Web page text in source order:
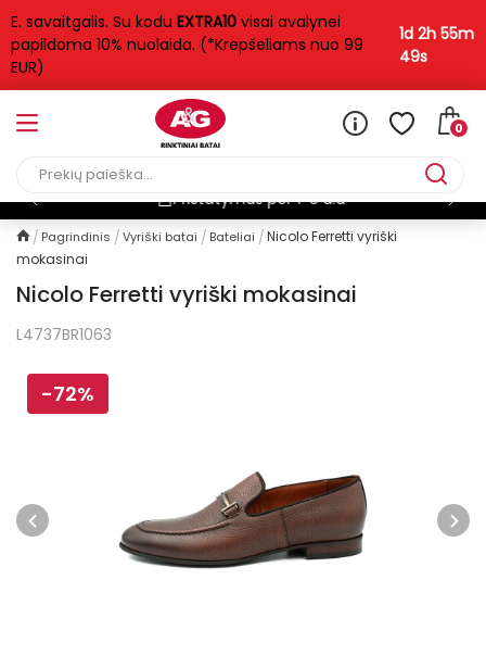
E. savaitgalis. Su kodu EXTRA10 visai avalynei
papildoma 10% nuolaida. (*Krepšeliams nuo 99
EUR)
1d 2h 55m
49s
0
Pristatymas per 1-3 d.d
Pagrindinis Vyriški batai Bateliai
Nicolo Ferretti vyriški
mokasinai
Nicolo Ferretti vyriški mokasinai
L4737BR1063
-72%